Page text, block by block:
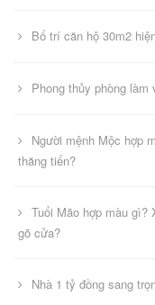
Bố trí căn hộ 30m2
Phong thủy phòng làm
Người mệnh Mộc hợp
thăng tiến?
Tuổi Mão hợp màu gì?
gõ cửa?
Nhà 1 tỷ đồng sang